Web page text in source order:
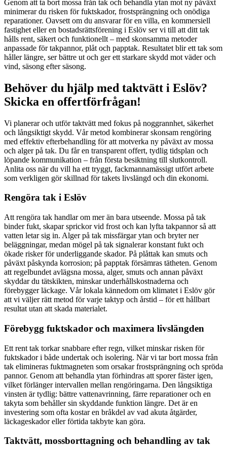
Genom att ta bort mossa från tak och behandla ytan mot ny påväxt
minimerar du risken för fuktskador, frostsprängning och onödiga
reparationer. Oavsett om du ansvarar för en villa, en kommersiell
fastighet eller en bostadsrättsförening i Eslöv ser vi till att ditt tak
hålls rent, säkert och funktionellt – med skonsamma metoder
anpassade för takpannor, plåt och papptak. Resultatet blir ett tak som
håller längre, ser bättre ut och ger ett starkare skydd mot väder och
vind, säsong efter säsong.
Behöver du hjälp med taktvätt i Eslöv?
Skicka en offertförfrågan!
Vi planerar och utför taktvätt med fokus på noggrannhet, säkerhet
och långsiktigt skydd. Vår metod kombinerar skonsam rengöring
med effektiv efterbehandling för att motverka ny påväxt av mossa
och alger på tak. Du får en transparent offert, tydlig tidsplan och
löpande kommunikation – från första besiktning till slutkontroll.
Anlita oss när du vill ha ett tryggt, fackmannamässigt utfört arbete
som verkligen gör skillnad för takets livslängd och din ekonomi.
Rengöra tak i Eslöv
Att rengöra tak handlar om mer än bara utseende. Mossa på tak
binder fukt, skapar sprickor vid frost och kan lyfta takpannor så att
vatten letar sig in. Alger på tak missfärgar ytan och bryter ner
beläggningar, medan mögel på tak signalerar konstant fukt och
ökade risker för underliggande skador. På plåttak kan smuts och
påväxt påskynda korrosion; på papptak försämras tätheten. Genom
att regelbundet avlägsna mossa, alger, smuts och annan påväxt
skyddar du tätskikten, minskar underhållskostnaderna och
förebygger läckage. Vår lokala kännedom om klimatet i Eslöv gör
att vi väljer rätt metod för varje taktyp och årstid – för ett hållbart
resultat utan att skada materialet.
Förebygg fuktskador och maximera livslängden
Ett rent tak torkar snabbare efter regn, vilket minskar risken för
fuktskador i både undertak och isolering. När vi tar bort mossa från
tak elimineras fuktmagneten som orsakar frostsprängning och spröda
pannor. Genom att behandla ytan förhindras att sporer fäster igen,
vilket förlänger intervallen mellan rengöringarna. Den långsiktiga
vinsten är tydlig: bättre vattenavrinning, färre reparationer och en
takyta som behåller sin skyddande funktion längre. Det är en
investering som ofta kostar en bråkdel av vad akuta åtgärder,
läckageskador eller förtida takbyte kan göra.
Taktvätt, mossborttagning och behandling av tak